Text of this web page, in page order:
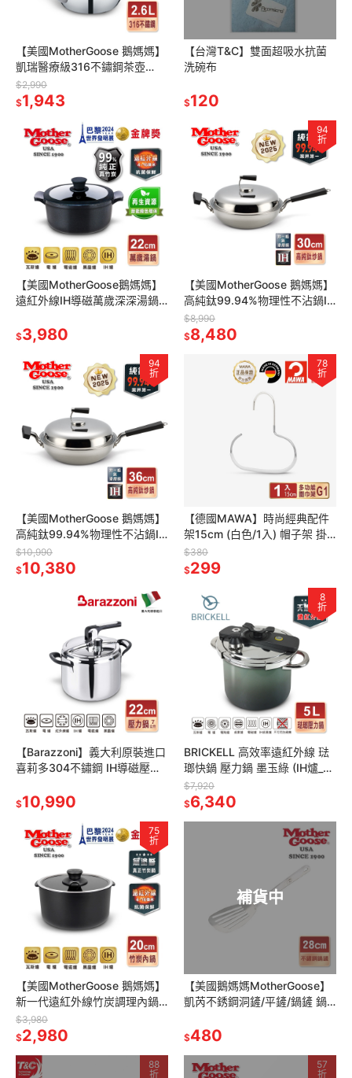
【美國MotherGoose 鵝媽媽】
凱瑞醫療級316不鏽鋼茶壺
2.6L
$2,990
$1,943
【台灣T&C】雙面超吸水抗菌
洗碗布
$120
【美國MotherGoose鵝媽媽】
遠紅外線IH導磁萬歲深深湯鍋
$3,980
94
折
【美國MotherGoose 鵝媽媽】
高純鈦99.94%物理性不沾鍋IH
導磁炒鍋30cm
$8,990
$8,480
94
折
【美國MotherGoose 鵝媽媽】
高純鈦99.94%物理性不沾鍋IH
導磁炒鍋36cm
$10,990
$10,380
78
折
【德國MAWA】時尚經典配件
架15cm (白色/1入) 帽子架 掛
絲巾圍巾 多功能收納 掛皮帶 內
衣收納 衣櫃掛鉤
$380
$299
【Barazzoni】義大利原裝進口
喜莉多304不鏽鋼 IH導磁壓力
壓力鍋
$10,990
8
折
BRICKELL 高效率遠紅外線 琺
瑯快鍋 壓力鍋 墨玉綠 (IH爐_電
磁爐_瓦斯爐適用)
$7,920
$6,340
75
折
【美國MotherGoose 鵝媽媽】
新一代遠紅外線竹炭調理內鍋
20cm(IH導磁) | 亦適用大同電
鍋10人份
$3,980
$2,980
補貨中
【美國鵝媽媽MotherGoose】
凱芮不銹鋼洞鏟/平鏟/鍋鏟 鍋
媽媽 現貨
$480
88
折
57
折